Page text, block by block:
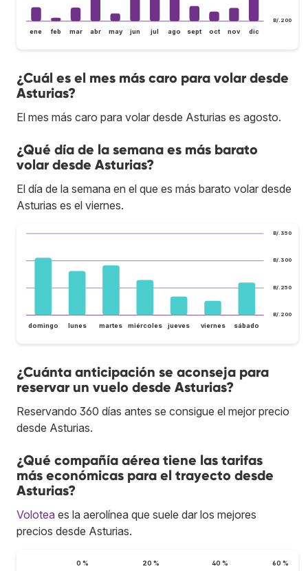
B/.200
ene feb mar abr may jun jul ago sept oct nov dic
¿Cuál es el mes más caro para volar desde
Asturias?
El mes más caro para volar desde Asturias es agosto.
¿Qué día de la semana es más barato
volar desde Asturias?
El día de la semana en el que es más barato volar desde
Asturias es el viernes.
B/.200
B/.250
B/.300
B/.350
domingo lunes martes miércoles jueves viernes sábado
¿Cuánta anticipación se aconseja para
reservar un vuelo desde Asturias?
Reservando 360 días antes se consigue el mejor precio
desde Asturias.
¿Qué compañía aérea tiene las tarifas
más económicas para el trayecto desde
Asturias?
Volotea es la aerolínea que suele dar los mejores
precios desde Asturias.
0 % 20 % 40 % 60 %